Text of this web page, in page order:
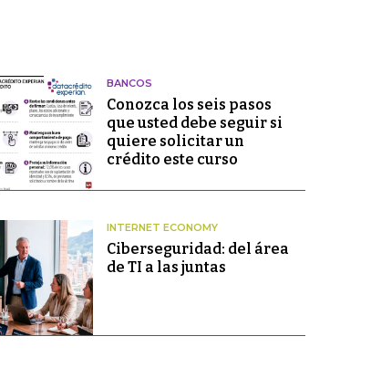
BANCOS
Conozca los seis pasos
que usted debe seguir si
quiere solicitar un
crédito este curso
INTERNET ECONOMY
Ciberseguridad: del área
de TI a las juntas